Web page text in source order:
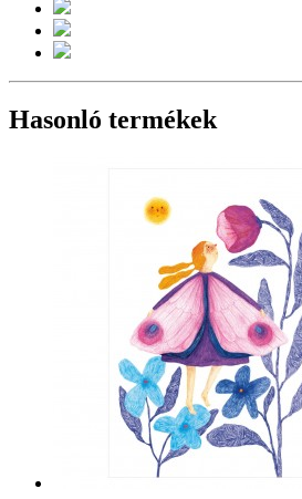
Hasonló termékek